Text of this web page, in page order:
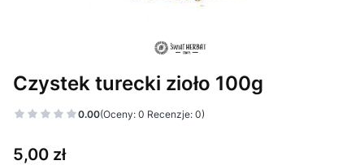
Czystek turecki zioło 100g
0.00(Oceny: 0 Recenzje: 0)
Cena
5,00 zł